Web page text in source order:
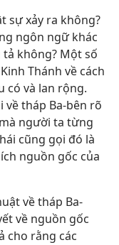
sự xảy ra không?
ngôn ngữ khác
không? Một số
Thánh về cách
có và lan rộng.
về tháp Ba-bên rõ
người ta từng
cũng gọi đó là
nguồn gốc của
về tháp Ba-
về nguồn gốc
cho rằng các